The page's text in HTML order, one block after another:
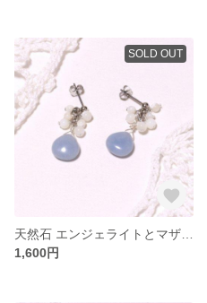
SOLD OUT
1,600円